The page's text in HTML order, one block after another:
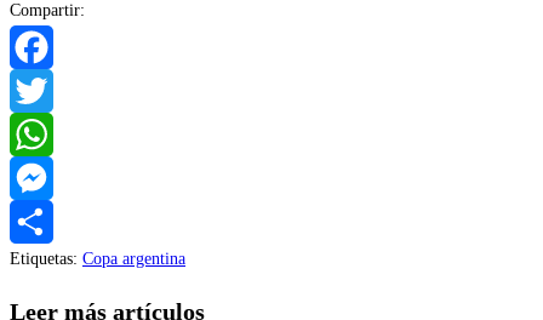
Compartir:
Facebook
Twitter
WhatsApp
Messenger
Compartir
Etiquetas: Copa argentina
Leer más artículos